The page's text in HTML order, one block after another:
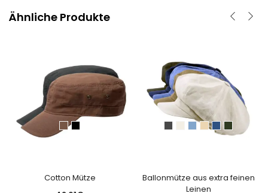
Ähnliche Produkte
Cotton Mütze
Ballonmütze aus extra feinen
Leinen